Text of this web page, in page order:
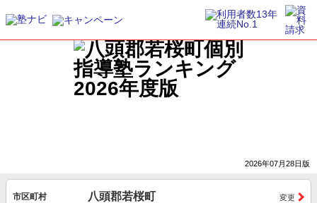
2026年07月28日版
市区町村 八頭郡若桜町 変更